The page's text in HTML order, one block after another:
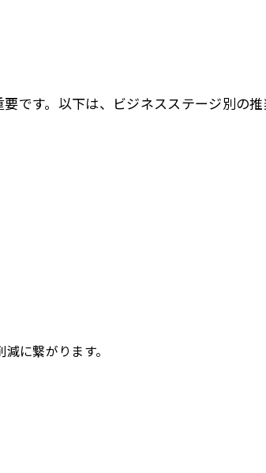
です。以下は、ビジネスステージ別の推
に繋がります。